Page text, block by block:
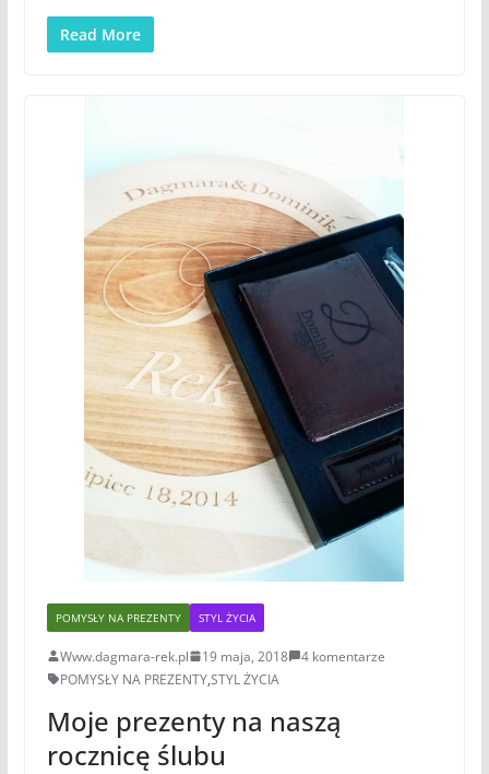
Read More
POMYSŁY NA PREZENTY STYL ŻYCIA
Www.dagmara-rek.pl 19 maja, 2018
4 komentarze
POMYSŁY NA PREZENTY,STYL ŻYCIA
Moje prezenty na naszą
rocznicę ślubu